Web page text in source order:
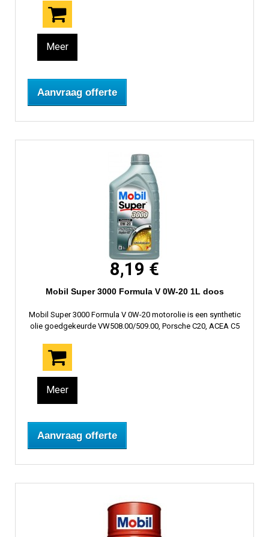
Meer
Aanvraag offerte
8,19 €
Mobil Super 3000 Formula V 0W-20 1L doos
Mobil Super 3000 Formula V 0W-20 motorolie is een synthetic
olie goedgekeurde VW508.00/509.00, Porsche C20, ACEA C5
Meer
Aanvraag offerte